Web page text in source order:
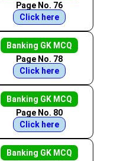
Page No. 76
Click here
Banking GK MCQ
Page No. 78
Click here
Banking GK MCQ
Page No. 80
Click here
Banking GK MCQ